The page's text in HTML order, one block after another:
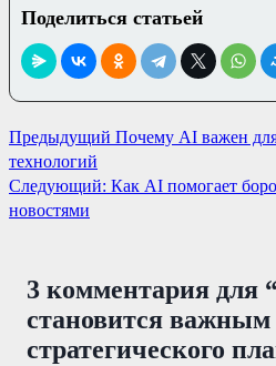
Поделиться статьей
Навигация
по
записям
Предыдущий Почему AI важен
технологий
Следующий: Как AI помогает
новостями
3 комментария для
становится важным
стратегического